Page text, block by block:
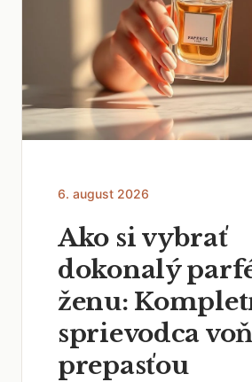
6. august 2026
Ako si vybrať
dokonalý
ženu:
sprievodca
prepasťou